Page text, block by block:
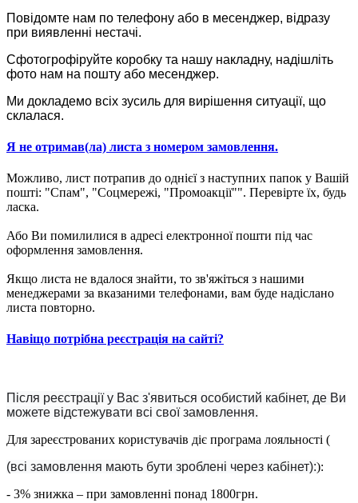
Повідомте нам по телефону або в месенджер, відразу
при виявленні нестачі.
Сфотогрофіруйте коробку та нашу накладну, надішліть
фото нам на пошту або месенджер.
Ми докладемо всіх зусиль для вирішення ситуації, що
склалася.
Я не отримав(ла) листа з номером замовлення.
Можливо, лист потрапив до однієї з наступних папок у Вашій
пошті: "Спам", "Соцмережі, "Промоакції"". Перевірте їх, будь
ласка.
Або Ви помилилися в адресі електронної пошти під час
оформлення замовлення.
Якщо листа не вдалося знайти, то зв'яжіться з нашими
менеджерами за вказаними телефонами, вам буде надіслано
листа повторно.
Навіщо потрібна реєстрація на сайті?
Після реєстрації у Вас з'явиться особистий кабінет, де Ви
можете відстежувати всі свої замовлення.
Для зареєстрованих користувачів діє програма лояльності (
(всі замовлення мають бути зроблені через кабінет):):
- 3% знижка – при замовленні понад 1800грн.